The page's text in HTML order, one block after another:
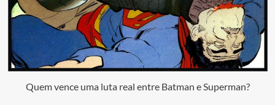
Quem vence uma luta real entre Batman e Superman?